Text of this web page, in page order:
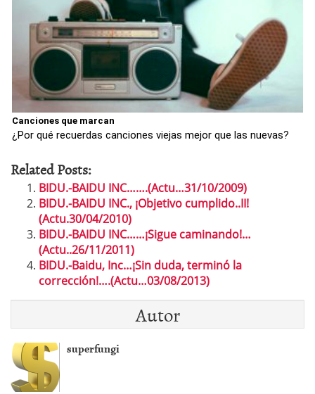
Canciones que marcan
¿Por qué recuerdas canciones viejas mejor que las nuevas?
Related Posts:
BIDU.-BAIDU INC…….(Actu…31/10/2009)
BIDU.-BAIDU INC., ¡Objetivo cumplido..II!
(Actu.30/04/2010)
BIDU.-BAIDU INC……¡Sigue caminando!…
(Actu..26/11/2011)
BIDU.-Baidu, Inc…¡Sin duda, terminó la
corrección!….(Actu…03/08/2013)
Autor
superfungi